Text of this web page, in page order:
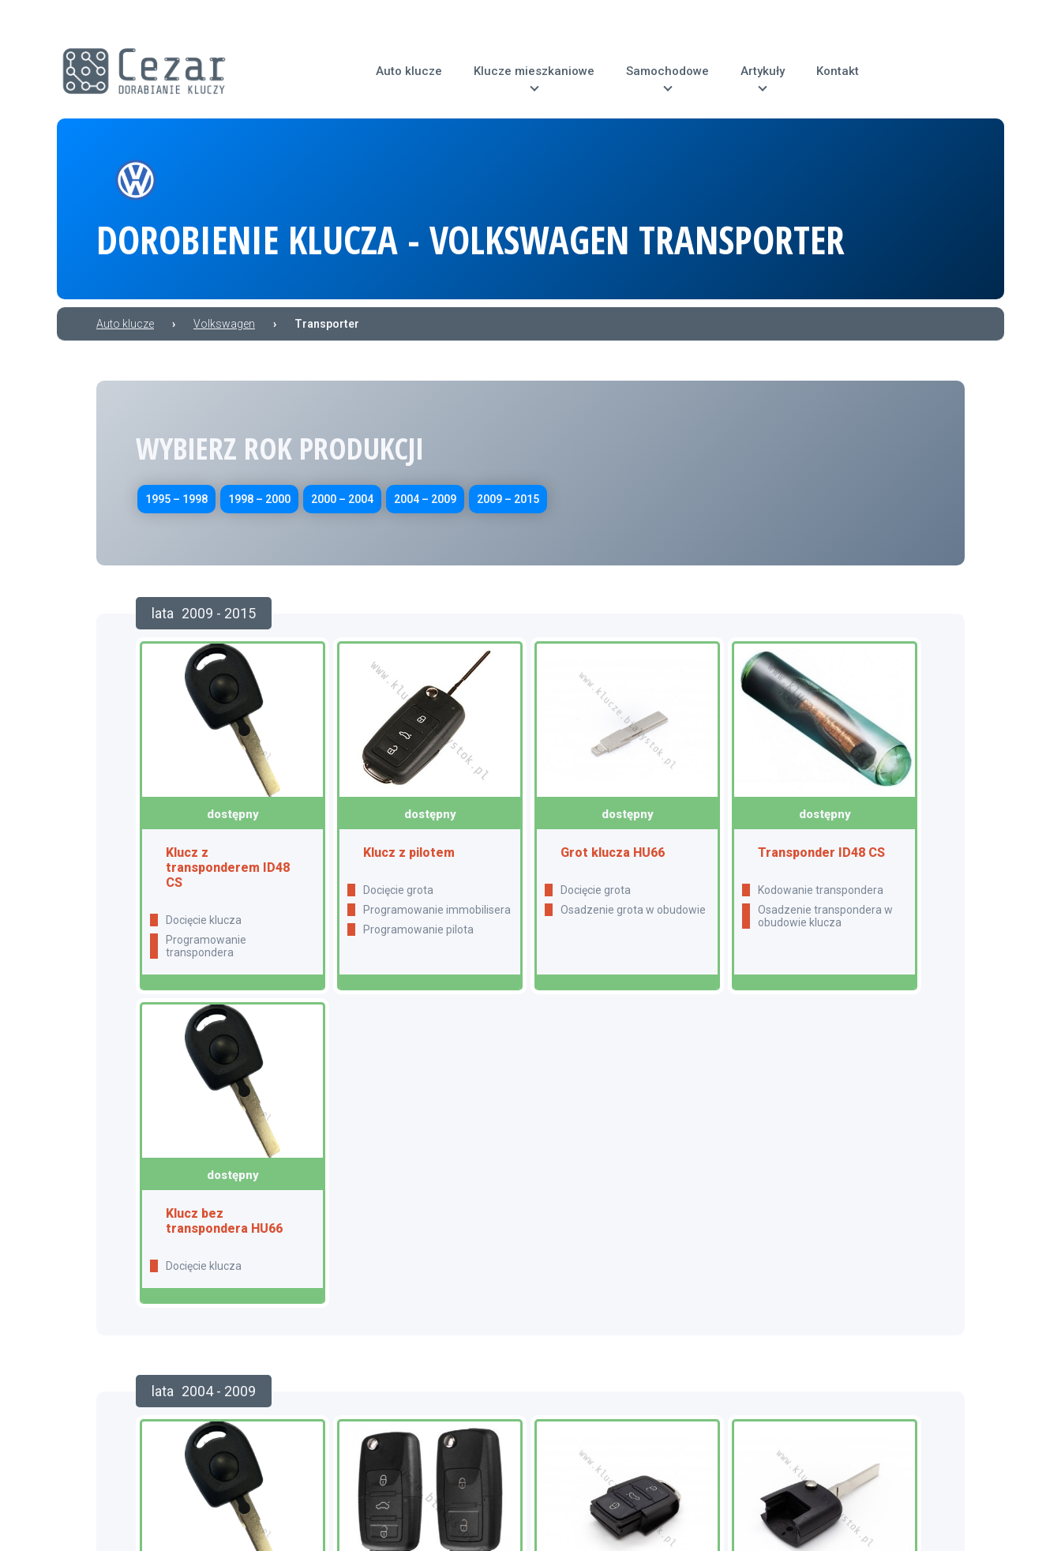
Auto klucze Klucze mieszkaniowe Samochodowe Artykuły Kontakt
DOROBIENIE KLUCZA - VOLKSWAGEN TRANSPORTER
Auto klucze › Volkswagen › Transporter
WYBIERZ ROK PRODUKCJI
1995 – 1998 1998 – 2000 2000 – 2004 2004 – 2009 2009 – 2015
lata 2009 - 2015
dostępny
Klucz z
transponderem ID48
CS
docięcie klucza
programowanie
transpondera
dostępny
Klucz z pilotem
Docięcie grota
Programowanie immobilisera
Programowanie pilota
dostępny
Grot klucza HU66
Docięcie grota
Osadzenie grota w obudowie
dostępny
Transponder ID48 CS
Kodowanie transpondera
Osadzenie transpondera w
obudowie klucza
dostępny
Klucz bez
transpondera HU66
Docięcie klucza
lata 2004 - 2009